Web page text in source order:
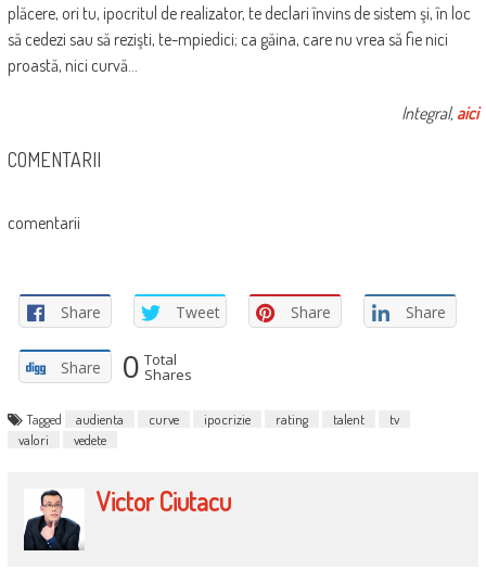
plăcere, ori tu, ipocritul de realizator, te declari învins de sistem şi, în loc
să cedezi sau să rezişti, te-mpiedici; ca găina, care nu vrea să fie nici
proastă, nici curvă…
Integral, aici
COMENTARII
comentarii
Share Tweet Share Share
Share 0 Total
Shares
Tagged audienta curve ipocrizie rating talent
tv
valori
vedete
Victor Ciutacu